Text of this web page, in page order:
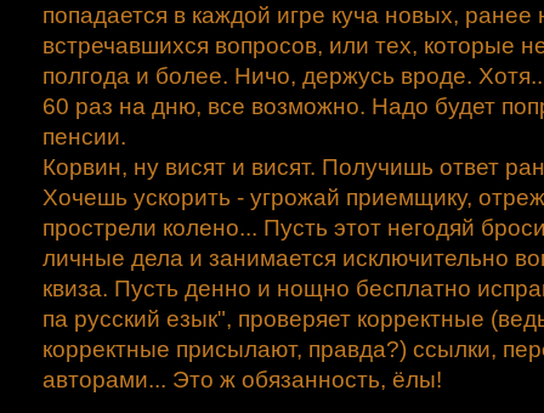
попадается в каждой игре куча новых, ранее
встречавшихся вопросов, или тех, которые
полгода и более. Ничо, держусь вроде.
60 раз на дню, все возможно. Надо будет
пенсии.
Корвин, ну висят и висят. Получишь ответ
Хочешь ускорить - угрожай приемщику,
прострели колено... Пусть этот негодяй
личные дела и занимается исключительно
квиза. Пусть денно и нощно бесплатно
па русский езык", проверяет корректные
корректные присылают, правда?) ссылки,
авторами... Это ж обязанность, ёлы!